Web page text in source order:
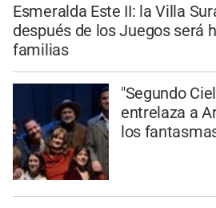
Esmeralda Este II: la Villa
después de los Juegos será
familias
"Segundo
entrelaza a
los